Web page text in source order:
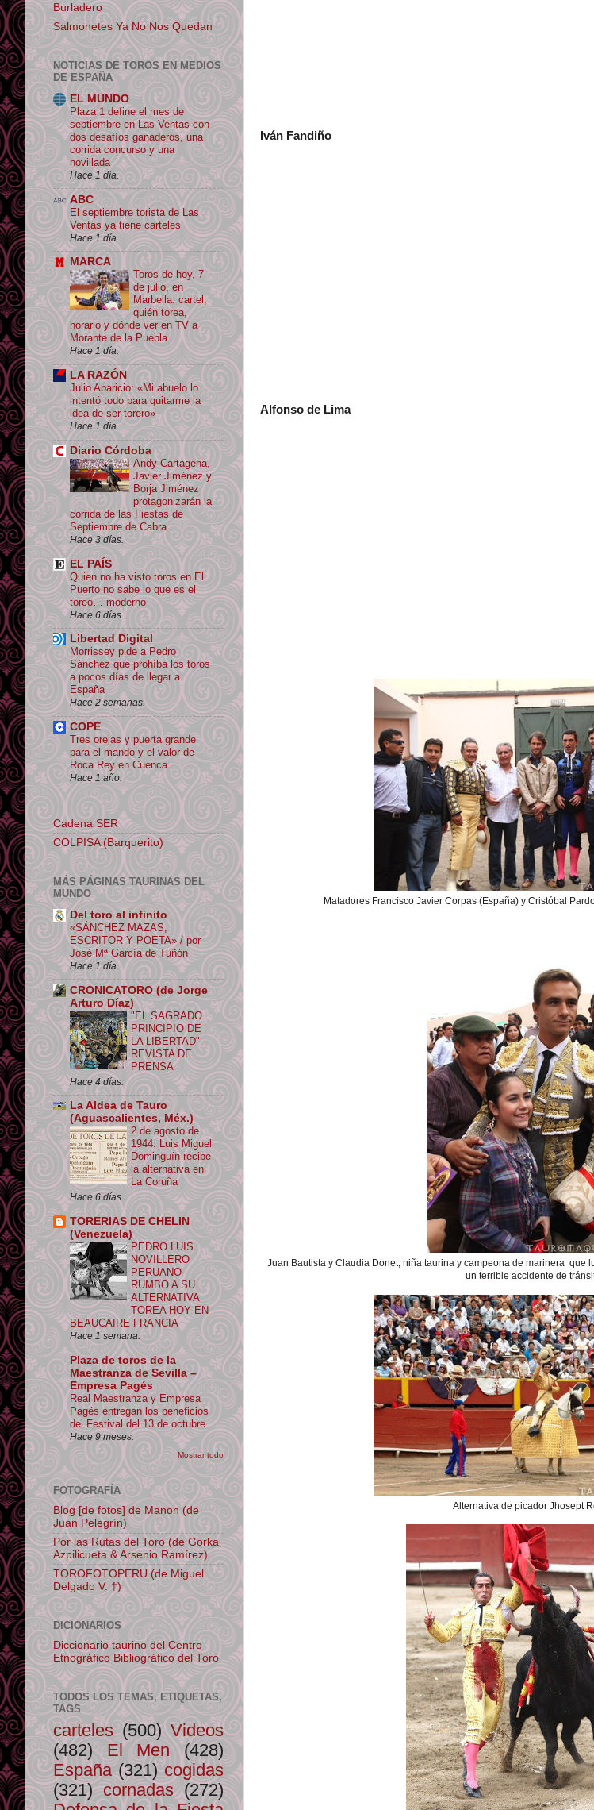
Iván Fandiño
Alfonso de Lima
Matadores Francisco Javier Corpas (España) y Cristóbal
Juan Bautista y Claudia Donet, niña taurina y campeona de marinera que
un terrible accidente de
Alternativa de picador Jhosept
Burladero
Salmonetes Ya No Nos Quedan
NOTICIAS DE TOROS EN MEDIOS
DE ESPAÑA
EL MUNDO
Plaza 1 define el mes de
septiembre en Las Ventas con
dos desafíos ganaderos, una
corrida concurso y una
novillada
Hace 1 día.
ABC
El septiembre torista de Las
Ventas ya tiene carteles
Hace 1 día.
MARCA
Toros de hoy, 7
de julio, en
Marbella: cartel,
quién torea,
horario y dónde ver en TV a
Morante de la Puebla
Hace 1 día.
LA RAZÓN
Julio Aparicio: «Mi abuelo lo
intentó todo para quitarme la
idea de ser torero»
Hace 1 día.
Diario Córdoba
Andy Cartagena,
Javier Jiménez y
Borja Jiménez
protagonizarán la
corrida de las Fiestas de
Septiembre de Cabra
Hace 3 días.
EL PAÍS
Quien no ha visto toros en El
Puerto no sabe lo que es el
toreo… moderno
Hace 6 días.
Libertad Digital
Morrissey pide a Pedro
Sánchez que prohíba los toros
a pocos días de llegar a
España
Hace 2 semanas.
COPE
Tres orejas y puerta grande
para el mando y el valor de
Roca Rey en Cuenca
Hace 1 año.
Cadena SER
COLPISA (Barquerito)
MÁS PÁGINAS TAURINAS DEL
MUNDO
Del toro al infinito
«SÁNCHEZ MAZAS,
ESCRITOR Y POETA» / por
José Mª García de Tuñón
Hace 1 día.
CRONICATORO (de Jorge
Arturo Díaz)
"EL SAGRADO
PRINCIPIO DE
LA LIBERTAD" -
REVISTA DE
PRENSA
Hace 4 días.
La Aldea de Tauro
(Aguascalientes, Méx.)
2 de agosto de
1944: Luis Miguel
Dominguín recibe
la alternativa en
La Coruña
Hace 6 días.
TORERIAS DE CHELIN
(Venezuela)
PEDRO LUIS
NOVILLERO
PERUANO
RUMBO A SU
ALTERNATIVA
TOREA HOY EN
BEAUCAIRE FRANCIA
Hace 1 semana.
Plaza de toros de la
Maestranza de Sevilla –
Empresa Pagés
Real Maestranza y Empresa
Pagés entregan los beneficios
del Festival del 13 de octubre
Hace 9 meses.
Mostrar todo
FOTOGRAFÍA
Blog [de fotos] de Manon (de
Juan Pelegrín)
Por las Rutas del Toro (de Gorka
Azpilicueta & Arsenio Ramírez)
TOROFOTOPERU (de Miguel
Delgado V. †)
DICIONARIOS
Diccionario taurino del Centro
Etnográfico Bibliográfico del Toro
TODOS LOS TEMAS, ETIQUETAS,
TAGS
carteles (500) Videos
(482)
El Men
(428)
España (321) cogidas
(321) cornadas (272)